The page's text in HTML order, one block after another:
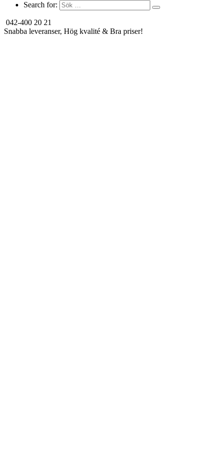
Search for:
042-400 20 21
Snabba leveranser, Hög kvalité & Bra priser!